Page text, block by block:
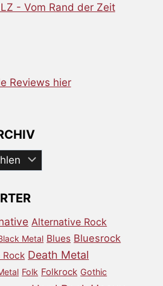
- Vom Rand der Zeit
Reviews hier
Alternative Rock
Metal Blues Bluesrock
Rock Death Metal
Folk Folkrock Gothic